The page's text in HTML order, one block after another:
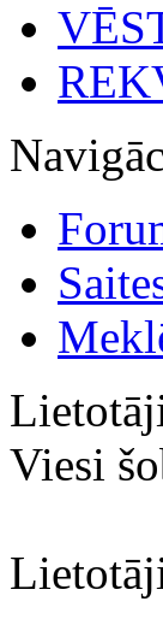
Viesi